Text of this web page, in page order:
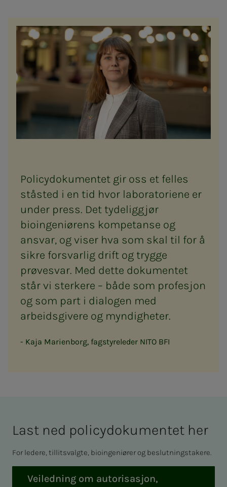
Policydokumentet gir oss et felles
ståsted i en tid hvor laboratoriene er
under press. Det tydeliggjør
bioingeniørens kompetanse og
ansvar, og viser hva som skal til for å
sikre forsvarlig drift og trygge
prøvesvar. Med dette dokumentet
står vi sterkere – både som profesjon
og som part i dialogen med
arbeidsgivere og myndigheter.
Kaja Marienborg, fagstyreleder NITO BFI
Last ned po­­­li­cy­­­do­ku­­­men­­­tet her
For ledere, tillitsvalgte, bioingeniører og beslutningstakere.
Veiledning om autorisasjon,